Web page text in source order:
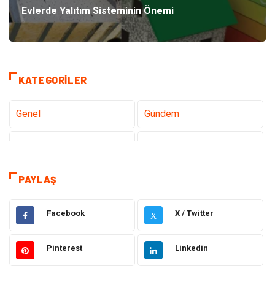
Evlerde Yalıtım Sisteminin Önemi
KATEGORILER
Genel Gündem
Tanıtıcı Reklam
Elektrik Elektronik Makine
Otomotiv Ulaşım ve Taşımacılık
PAYLAŞ
Facebook X X / Twitter
Pinterest Linkedin